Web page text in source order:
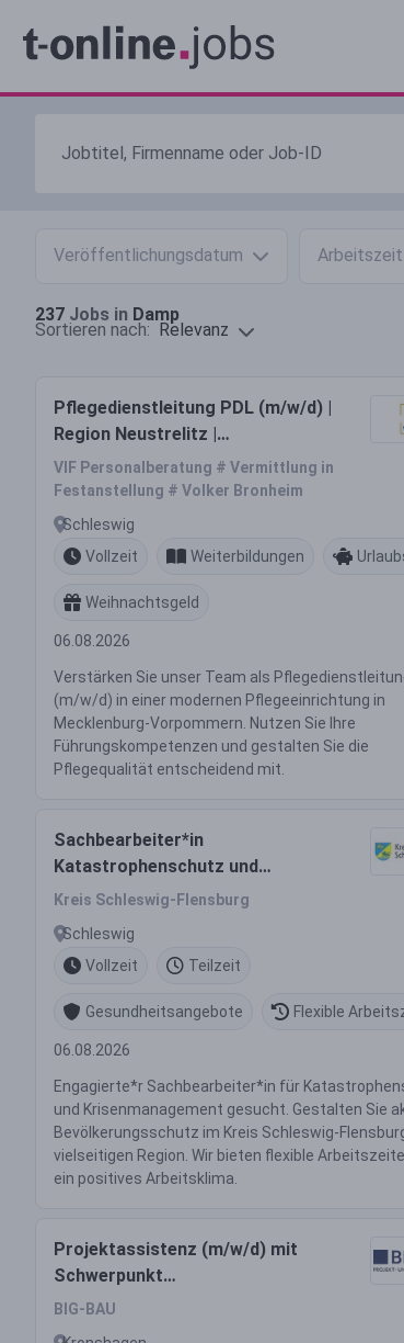
Veröffentlichungsdatum Arbeitszeit
237 Jobs in Damp
Sortieren nach: Relevanz
Pflegedienstleitung PDL (m/w/d) |
Region Neustrelitz |
Mecklenburgische Seenplatte
VIF Personalberatung # Vermittlung in
Festanstellung # Volker Bronheim
Schleswig
Vollzeit
Weiterbildungen
Weihnachtsgeld
06.08.2026
Verstärken Sie unser Team als
(m/w/d) in einer modernen Pflegeeinrichtung in
Mecklenburg-Vorpommern. Nutzen Sie Ihre
Führungskompetenzen und gestalten Sie die
Pflegequalität entscheidend mit.
Sachbearbeiter*in
Katastrophenschutz und
Krisenmanagement
Kreis Schleswig-Flensburg
Schleswig
Vollzeit
Teilzeit
Gesundheitsangebote Flexible
06.08.2026
Engagierte*r Sachbearbeiter*in für
und Krisenmanagement gesucht. Gestalten Sie
Bevölkerungsschutz im Kreis Schleswig-
vielseitigen Region. Wir bieten flexible
ein positives Arbeitsklima.
Projektassistenz (m/w/d) mit
Schwerpunkt
Immobilienbewirtschaftung
BIG-BAU